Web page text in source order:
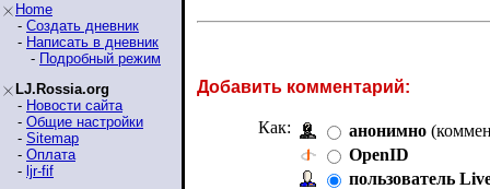
Home
- Создать дневник
- Написать в дневник
- Подробный режим
LJ.Rossia.org
- Новости сайта
- Общие настройки
- Sitemap
- Оплата
- ljr-fif
Добавить комментарий:
Как: анонимно
OpenID
пользователь